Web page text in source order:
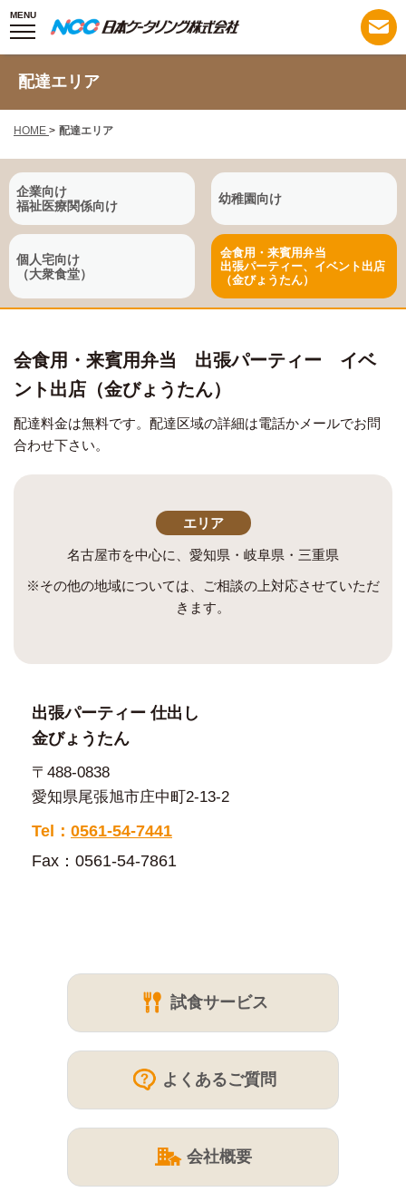
MENU
配達エリア
HOME > 配達エリア
企業向け
福祉医療関係向け
幼稚園向け
個人宅向け
（大衆食堂）
会食用・来賓用弁当
出張パーティー、イベント出店
（金びょうたん）
会食用・来賓用弁当 出張パーティー イベ
ント出店（金びょうたん）
配達料金は無料です。配達区域の詳細は電話かメールでお問
合わせ下さい。
エリア
名古屋市を中心に、愛知県・岐阜県・三重県
※その他の地域については、ご相談の上対応させていただ
きます。
出張パーティー 仕出し
金びょうたん
〒488-0838
愛知県尾張旭市庄中町2-13-2
Tel： 0561-54-7441
Fax：0561-54-7861
試食サービス
よくあるご質問
会社概要